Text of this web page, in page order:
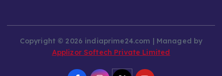
Copyright © 2026 indiaprime24.com | Managed by
Applizor Softech Private Limited